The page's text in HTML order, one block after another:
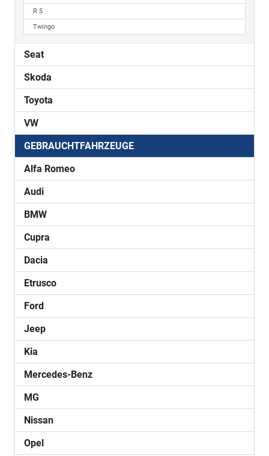
R 5
Twingo
Seat
Skoda
Toyota
VW
GEBRAUCHTFAHRZEUGE
Alfa Romeo
Audi
BMW
Cupra
Dacia
Etrusco
Ford
Jeep
Kia
Mercedes-Benz
MG
Nissan
Opel